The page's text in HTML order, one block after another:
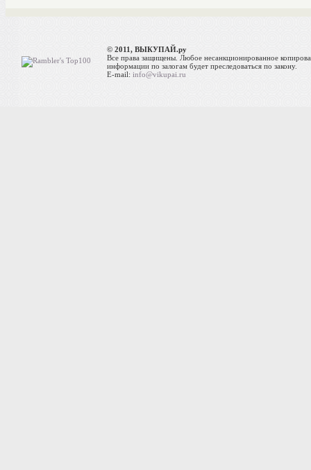
© 2011, ВЫКУПАЙ.ру
Все права защищены. Любое несанкционированное
информации по залогам будет преследоваться по закону.
E-mail:info@vikupai.ru